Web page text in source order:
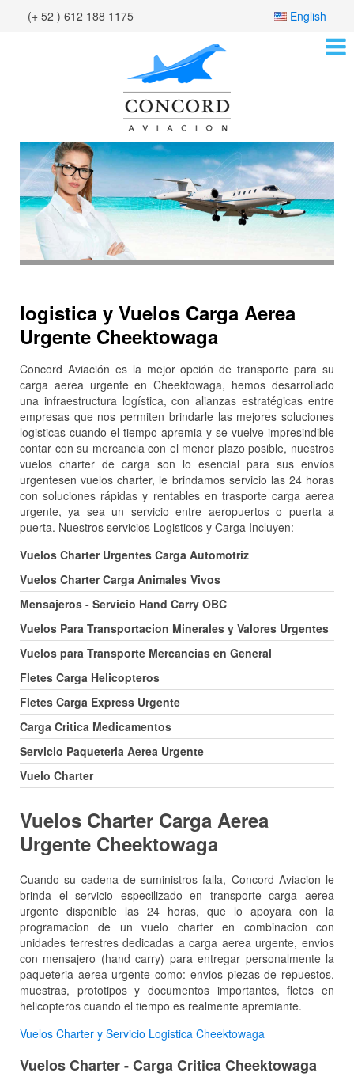
(+ 52 ) 612 188 1175 English
logistica y Vuelos Carga Aerea
Urgente Cheektowaga
Concord Aviación es la mejor opción de transporte para su
carga aerea urgente en Cheektowaga, hemos desarrollado
una infraestructura logística, con alianzas estratégicas entre
empresas que nos permiten brindarle las mejores soluciones
logisticas cuando el tiempo apremia y se vuelve impresindible
contar con su mercancia con el menor plazo posible, nuestros
vuelos charter de carga son lo esencial para sus envíos
urgentesen vuelos charter, le brindamos servicio las 24 horas
con soluciones rápidas y rentables en trasporte carga aerea
urgente, ya sea un servicio entre aeropuertos o puerta a
puerta. Nuestros servicios Logisticos y Carga Incluyen:
Vuelos Charter Urgentes Carga Automotriz
Vuelos Charter Carga Animales Vivos
Mensajeros - Servicio Hand Carry OBC
Vuelos Para Transportacion Minerales y Valores Urgentes
Vuelos para Transporte Mercancias en General
Fletes Carga Helicopteros
Fletes Carga Express Urgente
Carga Critica Medicamentos
Servicio Paqueteria Aerea Urgente
Vuelo Charter
Vuelos Charter Carga Aerea
Urgente Cheektowaga
Cuando su cadena de suministros falla, Concord Aviacion le
brinda el servicio especilizado en transporte carga aerea
urgente disponible las 24 horas, que lo apoyara con la
programacion de un vuelo charter en combinacion con
unidades terrestres dedicadas a carga aerea urgente, envios
con mensajero (hand carry) para entregar personalmente la
paqueteria aerea urgente como: envios piezas de repuestos,
muestras, prototipos y documentos importantes, fletes en
helicopteros cuando el tiempo es realmente apremiante.
Vuelos Charter y Servicio Logistica Cheektowaga
Vuelos Charter - Carga Critica Cheektowaga